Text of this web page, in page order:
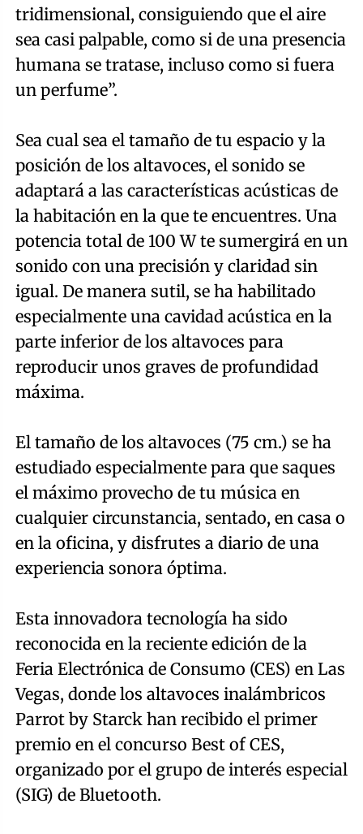
tridimensional, consiguiendo que el aire
sea casi palpable, como si de una presencia
humana se tratase, incluso como si fuera
un perfume”.
Sea cual sea el tamaño de tu espacio y la
posición de los altavoces, el sonido se
adaptará a las características acústicas de
la habitación en la que te encuentres. Una
potencia total de 100 W te sumergirá en un
sonido con una precisión y claridad sin
igual. De manera sutil, se ha habilitado
especialmente una cavidad acústica en la
parte inferior de los altavoces para
reproducir unos graves de profundidad
máxima.
El tamaño de los altavoces (75 cm.) se ha
estudiado especialmente para que saques
el máximo provecho de tu música en
cualquier circunstancia, sentado, en casa o
en la oficina, y disfrutes a diario de una
experiencia sonora óptima.
Esta innovadora tecnología ha sido
reconocida en la reciente edición de la
Feria Electrónica de Consumo (CES) en Las
Vegas, donde los altavoces inalámbricos
Parrot by Starck han recibido el primer
premio en el concurso Best of CES,
organizado por el grupo de interés especial
(SIG) de Bluetooth.